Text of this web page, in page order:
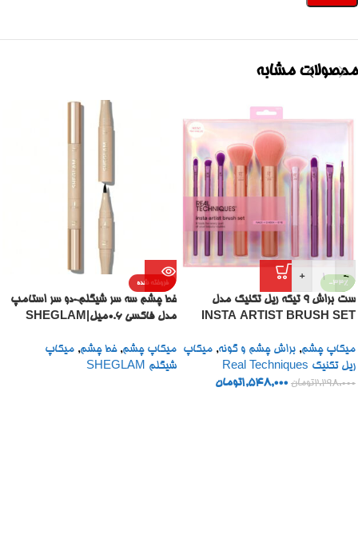
محصولات مشابه
-33%
-
+
ست براش 9 تیکه ریل تکنیک مدل
INSTA ARTIST BRUSH SET
میکاپ چشم, براش چشم و گونه, میکاپ
ریل تکنیک Real Techniques
2,298,000تومان 1,548,000تومان
فروخته شده
خط چشم سه سر شیگلم-دو سر استامپ
مدل فاکسی ۰.۶میل|SHEGLAM
LINER PEN
میکاپ چشم, خط چشم, میکاپ
شیگلم SHEGLAM